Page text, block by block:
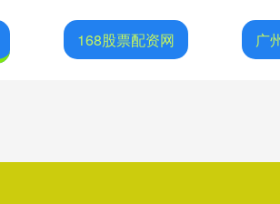
168股票配资网 广